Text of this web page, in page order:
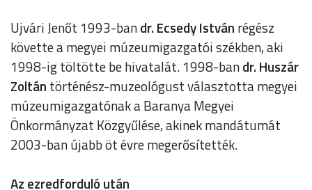
Ujvári Jenőt 1993-bandr. Ecsedy István régész
követte a megyei múzeumigazgatói székben, aki
1998-ig töltötte be hivatalát. 1998-bandr. Huszár
Zoltán történész-muzeológust választotta megyei
múzeumigazgatónak a Baranya Megyei
Önkormányzat Közgyűlése, akinek mandátumát
2003-ban újabb öt évre megerősítették.
Az ezredforduló után